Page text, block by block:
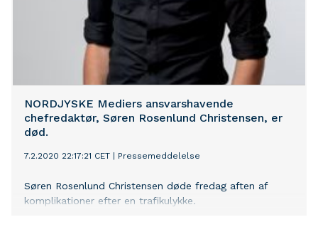
NORDJYSKE Mediers ansvarshavende
chefredaktør, Søren Rosenlund Christensen, er
død.
7.2.2020 22:17:21 CET Pressemeddelelse
Søren Rosenlund Christensen døde fredag aften af
komplikationer efter en trafikulykke.